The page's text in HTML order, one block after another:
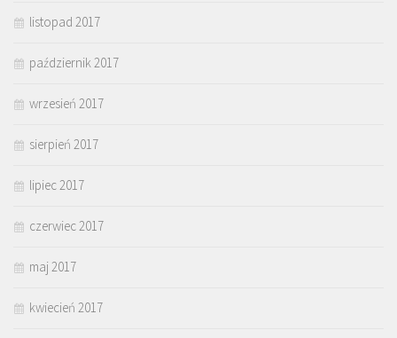
listopad 2017
październik 2017
wrzesień 2017
sierpień 2017
lipiec 2017
czerwiec 2017
maj 2017
kwiecień 2017